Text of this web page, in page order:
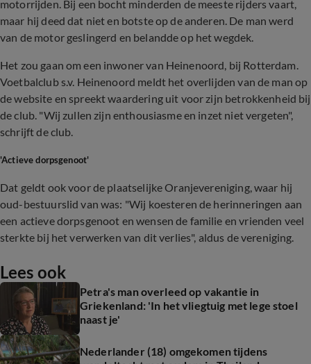
motorrijden. Bij een bocht minderden de meeste rijders vaart,
maar hij deed dat niet en botste op de anderen. De man werd
van de motor geslingerd en belandde op het wegdek.
Het zou gaan om een inwoner van Heinenoord, bij Rotterdam.
Voetbalclub s.v. Heinenoord meldt het overlijden van de man op
de website en spreekt waardering uit voor zijn betrokkenheid bij
de club. "Wij zullen zijn enthousiasme en inzet niet vergeten",
schrijft de club.
'Actieve dorpsgenoot'
Dat geldt ook voor de plaatselijke Oranjevereniging, waar hij
oud-bestuurslid van was: "Wij koesteren de herinneringen aan
een actieve dorpsgenoot en wensen de familie en vrienden veel
sterkte bij het verwerken van dit verlies", aldus de vereniging.
Lees ook
Petra's man overleed op vakantie in
Griekenland: 'In het vliegtuig met lege stoel
naast je'
Nederlander (18) omgekomen tijdens